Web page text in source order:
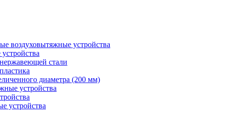
воздуховытяжные устройства
стали
диаметра (200 мм)
устройства
устройства